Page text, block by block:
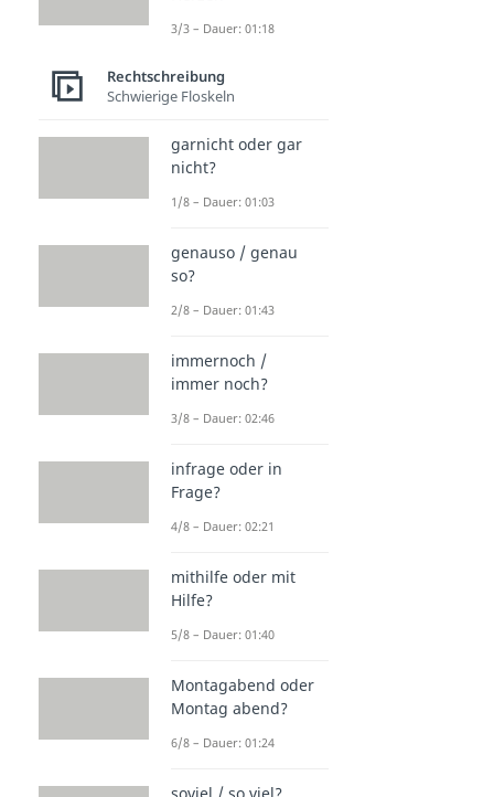
3/3 – Dauer: 01:18
Rechtschreibung
Schwierige Floskeln
garnicht oder gar
nicht?
1/8 – Dauer: 01:03
genauso / genau
so?
2/8 – Dauer: 01:43
immernoch /
immer noch?
3/8 – Dauer: 02:46
infrage oder in
Frage?
4/8 – Dauer: 02:21
mithilfe oder mit
Hilfe?
5/8 – Dauer: 01:40
Montagabend oder
Montag abend?
6/8 – Dauer: 01:24